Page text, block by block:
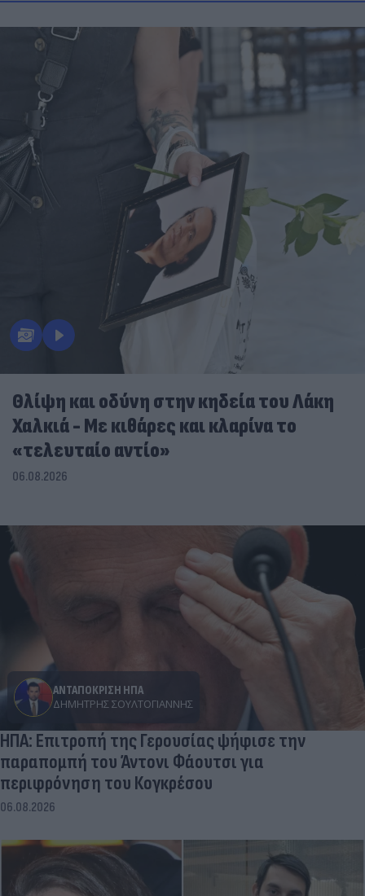
Θλίψη και οδύνη στην κηδεία του Λάκη
Χαλκιά - Με κιθάρες και κλαρίνα το
«τελευταίο αντίο»
06.08.2026
ΑΝΤΑΠΟΚΡΙΣΗ ΗΠΑ
ΔΗΜΉΤΡΗΣ ΣΟΥΛΤΟΓΙΆΝΝΗΣ
ΗΠΑ: Επιτροπή της Γερουσίας ψήφισε την
παραπομπή του Άντονι Φάουτσι για
περιφρόνηση του Κογκρέσου
06.08.2026